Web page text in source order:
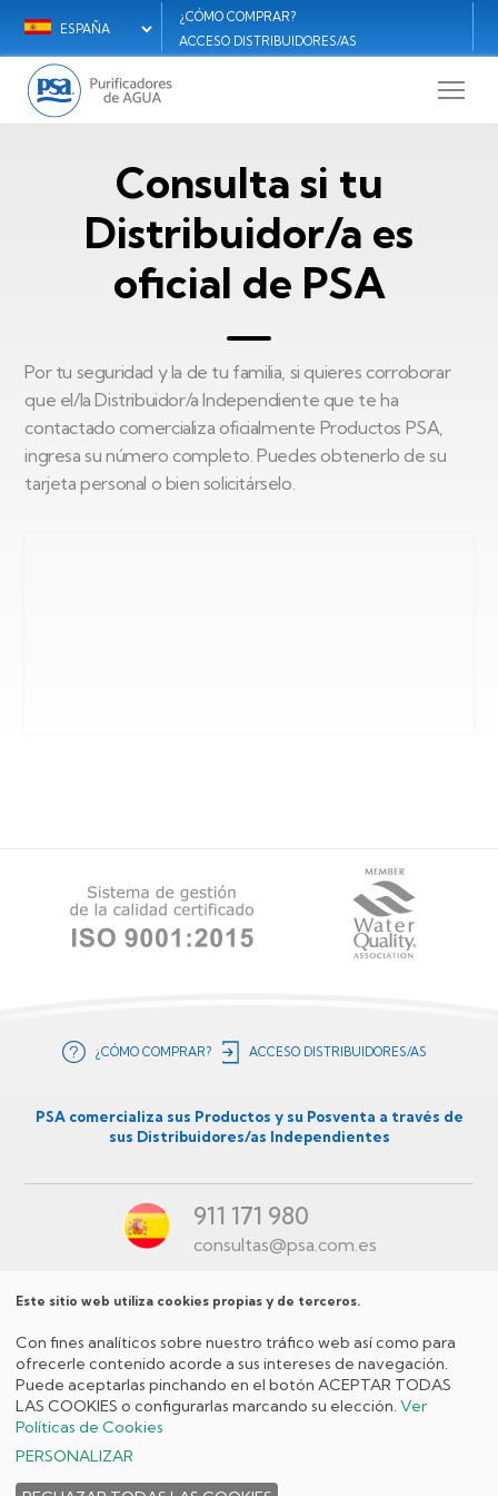
contenido
principal
Select
your
language
Menú
secundario
ES
¿CÓMO COMPRAR?
ACCESO DISTRIBUIDORES/AS
Consulta si tu
Distribuidor/a es
oficial de PSA
Por tu seguridad y la de tu familia, si quieres corroborar
que el/la Distribuidor/a Independiente que te ha
contactado comercializa oficialmente Productos PSA,
ingresa su número completo. Puedes obtenerlo de su
tarjeta personal o bien solicitárselo.
secundario
¿CÓMO COMPRAR? ACCESO DISTRIBUIDORES/AS
PSA comercializa sus Productos y su Posventa a través de
sus Distribuidores/as Independientes
911 171 980
consultas@psa.com.es
Redes
Sociales
ES
Menú
privacidad
Este sitio web utiliza cookies propias y de terceros.
Con fines analíticos sobre nuestro tráfico web así como para
ofrecerle contenido acorde a sus intereses de navegación.
Puede aceptarlas pinchando en el botón ACEPTAR TODAS
LAS COOKIES o configurarlas marcando su elección. Ver
Políticas de Cookies
PERSONALIZAR